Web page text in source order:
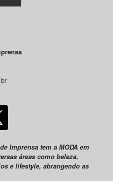
Imprensa tem a MODA em
áreas como beleza,
e lifestyle, abrangendo as